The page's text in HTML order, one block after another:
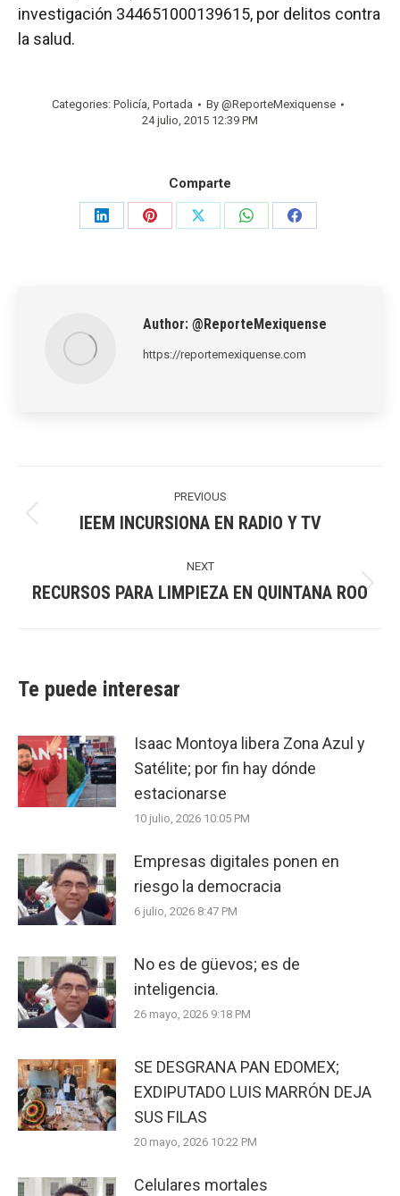
investigación 344651000139615, por delitos contra
la salud.
Categories: Policía, Portada By @ReporteMexiquense
24 julio, 2015 12:39 PM
Comparte
Share
Share
Share
Share
Share
Author: @ReporteMexiquense
https://reportemexiquense.com
navigation
PREVIOUS
Previous
IEEM INCURSIONA EN RADIO Y TV
NEXT
Next
RECURSOS PARA LIMPIEZA EN QUINTANA ROO
Te puede interesar
Isaac Montoya libera Zona Azul y
Satélite; por fin hay dónde
estacionarse
10 julio, 2026 10:05 PM
Empresas digitales ponen en
riesgo la democracia
6 julio, 2026 8:47 PM
No es de güevos; es de
inteligencia.
26 mayo, 2026 9:18 PM
SE DESGRANA PAN EDOMEX;
EXDIPUTADO LUIS MARRÓN DEJA
SUS FILAS
20 mayo, 2026 10:22 PM
Celulares mortales